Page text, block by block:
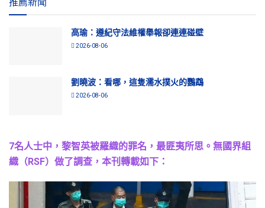
高瑜：遵紀守法維權舉報卻連連碰壁
2026-08-06
劉曉波：看哪，這隻濡水撲火的鸚鵡
2026-08-06
7名人士中，黎智英被羅織的罪名，最匪夷所思。無國界組
織（RSF）做了調查，本刊轉載如下：